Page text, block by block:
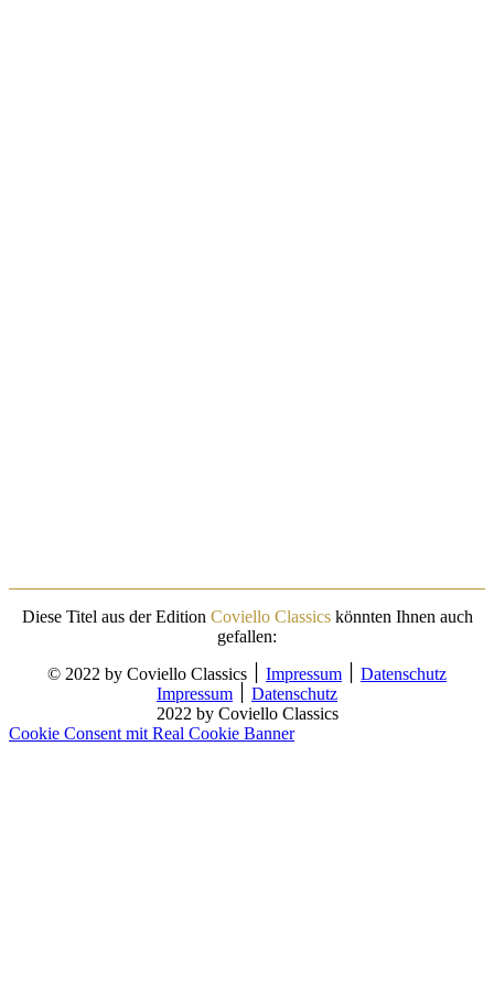
Diese Titel aus der Edition Coviello Classicskönnten Ihnen auch
gefallen:
Impressum
Datenschutz
Impressum
Datenschutz
2022 by Coviello Classics
Cookie Consent mit Real Cookie Banner